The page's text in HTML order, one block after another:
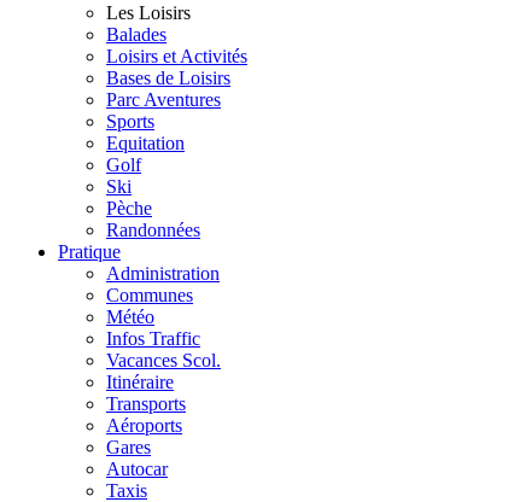
Les Loisirs
Balades
Loisirs et Activités
Bases de Loisirs
Parc Aventures
Sports
Equitation
Golf
Ski
Pèche
Randonnées
Pratique
Administration
Communes
Météo
Infos Traffic
Vacances Scol.
Itinéraire
Transports
Aéroports
Gares
Autocar
Taxis